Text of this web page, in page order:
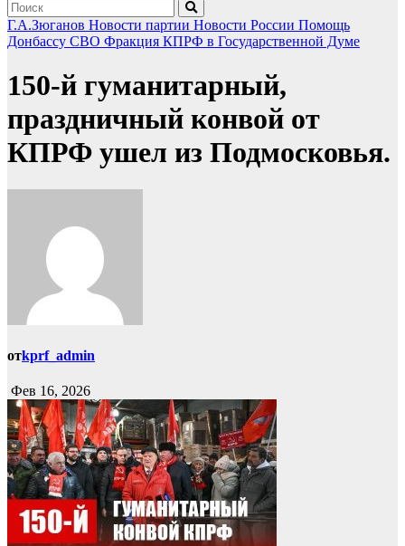
Г.А.Зюганов Новости партии Новости России Помощь
Донбассу СВО Фракция КПРФ в Государственной Думе
150-й гуманитарный,
праздничный конвой от
КПРФ ушел из Подмосковья.
отkprf_admin
Фев 16, 2026